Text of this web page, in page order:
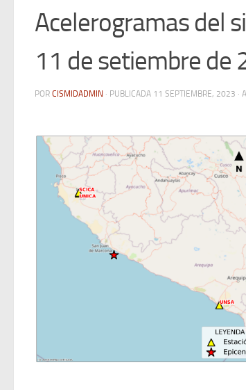
Acelerogramas del
11 de setiembre de
POR CISMIDADMIN · PUBLICADA 11 SEPTIEMBRE, 2023 ·